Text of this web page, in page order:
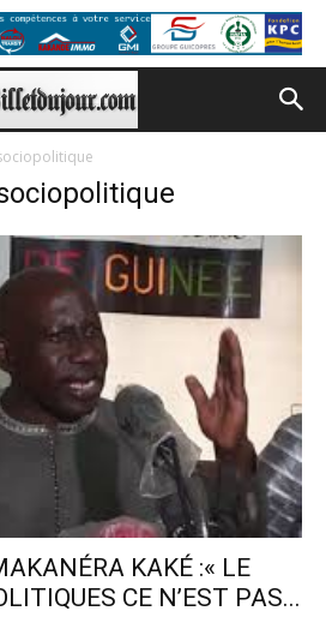
KAKÉ :« LE
CE N’EST PAS...